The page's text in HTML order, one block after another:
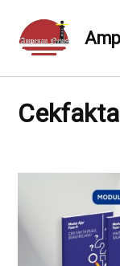
content
cekfakta